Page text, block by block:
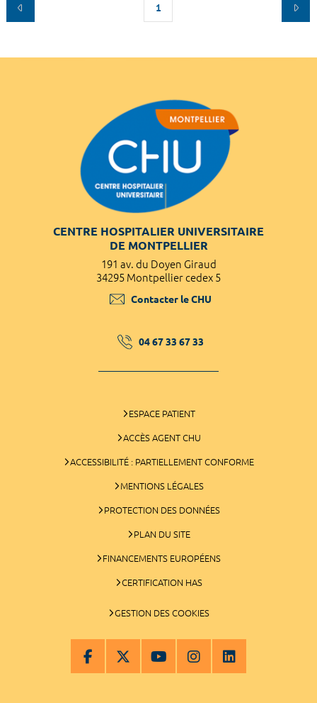
1
CENTRE HOSPITALIER UNIVERSITAIRE
DE MONTPELLIER
191 av. du Doyen Giraud
34295 Montpellier cedex 5
Contacter le CHU
04 67 33 67 33
ESPACE PATIENT
ACCÈS AGENT CHU
ACCESSIBILITÉ : PARTIELLEMENT CONFORME
MENTIONS LÉGALES
PROTECTION DES DONNÉES
PLAN DU SITE
FINANCEMENTS EUROPÉENS
CERTIFICATION HAS
GESTION DES COOKIES